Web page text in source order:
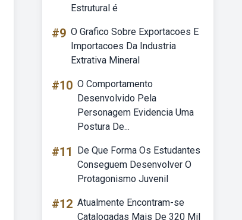
Estrutural é
#9 O Grafico Sobre Exportacoes E
Importacoes Da Industria
Extrativa Mineral
#10 O Comportamento
Desenvolvido Pela
Personagem Evidencia Uma
Postura De...
#11
De Que Forma Os Estudantes
Conseguem Desenvolver O
Protagonismo Juvenil
#12 Atualmente Encontram-se
Catalogadas Mais De 320 Mil